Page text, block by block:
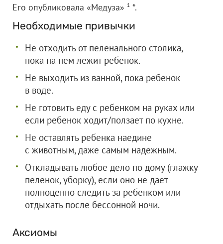
Его опубликовала «Медуза» 1 *.
Необходимые привычки
Не отходить от пеленального столика,
пока на нем лежит ребенок.
Не выходить из ванной, пока ребенок
в воде.
Не готовить еду с ребенком на руках или
если ребенок ходит/ползает по кухне.
Не оставлять ребенка наедине
с животным, даже самым надежным.
Откладывать любое дело по дому (глажку
пеленок, уборку), если оно не дает
полноценно следить за ребенком или
отдыхать после бессонной ночи.
Аксиомы